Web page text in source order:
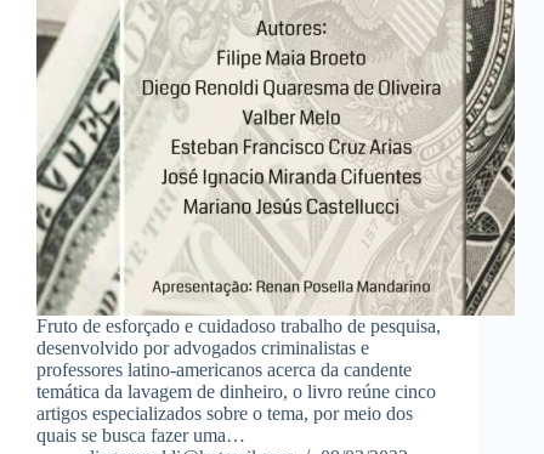
Fruto de esforçado e cuidadoso trabalho de pesquisa,
desenvolvido por advogados criminalistas e
professores latino-americanos acerca da candente
temática da lavagem de dinheiro, o livro reúne cinco
artigos especializados sobre o tema, por meio dos
quais se busca fazer uma…